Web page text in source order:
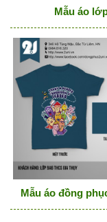
Mẫu áo
Mẫu áo đồng